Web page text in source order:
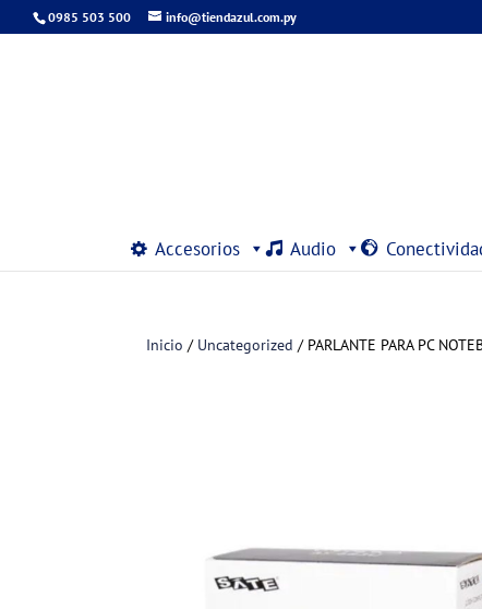
0985 503 500 info@tiendazul.com.py
Accesorios Audio
Inicio / Uncategorized / PARLANTE PARA PC